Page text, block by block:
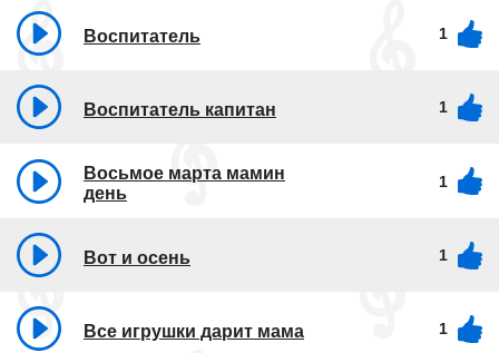
Воспитатель 1
Воспитатель капитан 1
Восьмое марта мамин
день
1
Вот и осень 1
Все игрушки дарит мама 1